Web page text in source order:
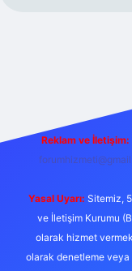
Reklam ve İletişim:
Yasal Uyarı: Sitemiz,
ve İletişim Kurumu
olarak hizmet
olarak denetleme veya